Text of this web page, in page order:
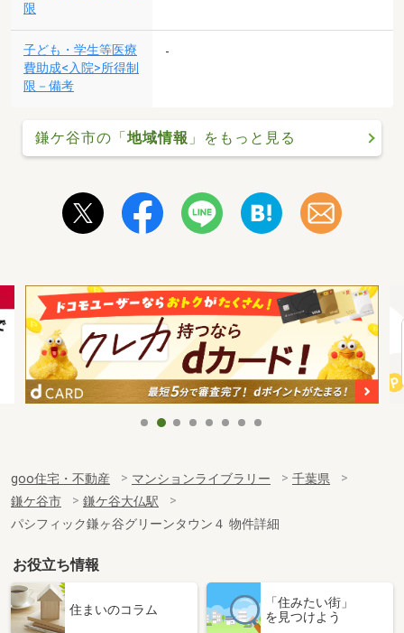
限
子ども・学生等医療
費助成<入院>所得制
限－備考
-
鎌ケ谷市の「地域情報 」をもっと見る
goo住宅・不動産 マンションライブラリー
千葉県
鎌ケ谷市
鎌ケ谷大仏駅
パシフィック鎌ヶ谷グリーンタウン４ 物件詳細
お役立ち情報
住まいのコラム
「住みたい街」
を見つけよう